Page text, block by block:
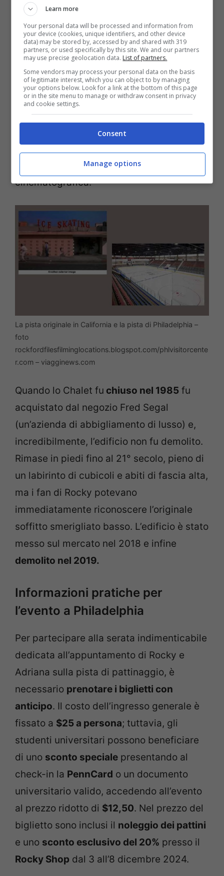
L’Ice Capades Chalet era abbastanza
nuovo all’epoca e l’interno della pista di
pattinaggio non era stato molto modificato
per la scena: quello che vediamo nel film è
come appariva effettivamente al pubblico
nel 1975. Alcuni pannelli all’estremità di
una parete e lo striscione “Philadelphia
Blades” sono state le uniche decorazioni
sul set aggiunte dalla troupe
cinematografica.
La pista originale in California e la pista di Philadelphia –
foto
rockfordfilesfilminglocations.blogspot.com/phlvisitorcente
r.com – viagginews.com
Quando lo Chalet fu chiuso nel 1985 fu
acquistato dal negozio Fred Segal
(un’azienda di abbigliamento di lusso) e,
incredibilmente, l’edificio non fu demolito.
Rimase in piedi fino al 21° secolo, pieno di
un labirinto di cubicoli e abiti di fascia alta,
ma i fan di Rocky potevano
immediatamente riconoscere l’originale
soffitto smerigliato basso. L’edificio è stato
messo sul mercato nel 2018 e infine
demolito nel 2019.
Informazioni pratiche per
l’evento a Philadelphia
Per partecipare alla serata indimenticabile
dedicata all’appuntamento di Rocky e
Adriana sulla pista di pattinaggio, è
necessario prenotare i biglietti con
anticipo. Il costo dell’ingresso generale è
fissato a $25 a persona; tuttavia, gli
studenti universitari possono beneficiare
di uno sconto speciale presentando al
check-in la PennCard o un documento
universitario valido, accedendo all’evento
al prezzo ridotto di $12,50. Nel prezzo del
biglietto sono inclusi il noleggio dei pattini
e uno sconto esclusivo del 20% presso il
Rocky Shop dal 3 all’8 dicembre 2024.
Learn more
Your personal data will be processed and information from
your device (cookies, unique identifiers, and other device
data) may be stored by, accessed by and shared with 319
partners, or used specifically by this site. We and our partners
may use precise geolocation data. List of partners.
Some vendors may process your personal data on the basis
of legitimate interest, which you can object to by managing
your options below. Look for a link at the bottom of this page
or in the site menu to manage or withdraw consent in privacy
and cookie settings.
Consent
Manage options